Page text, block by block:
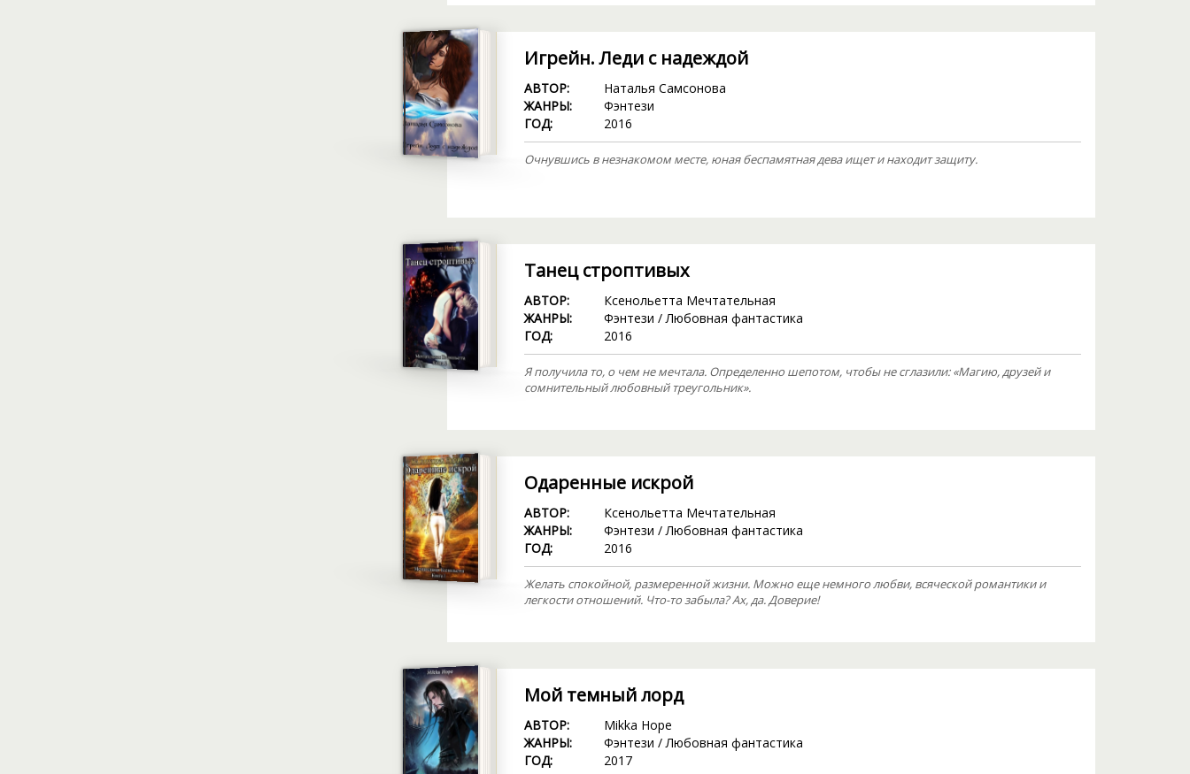
Игрейн. Леди с надеждой
АВТОР:
Наталья Самсонова
ЖАНРЫ:
Фэнтези
ГОД:
2016
Очнувшись в незнакомом месте, юная беспамятная дева ищет и находит защиту.
Танец строптивых
АВТОР:
Ксенольетта Мечтательная
ЖАНРЫ:
Фэнтези /Любовная фантастика
ГОД:
2016
Я получила то, о чем не мечтала. Определенно шепотом, чтобы не сглазили: «Магию, друзей и
сомнительный любовный треугольник».
Одаренные искрой
АВТОР:
Ксенольетта Мечтательная
ЖАНРЫ:
Фэнтези /Любовная фантастика
ГОД:
2016
Желать спокойной, размеренной жизни. Можно еще немного любви, всяческой романтики и
легкости отношений. Что-то забыла? Ах, да. Доверие!
Мой темный лорд
АВТОР:
Mikka Hope
ЖАНРЫ:
Фэнтези /Любовная фантастика
ГОД:
2017